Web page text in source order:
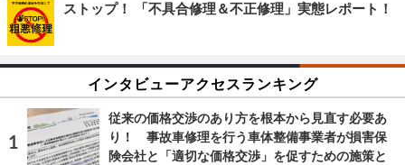
ストップ！ 「不具合修理＆不正修理」実態レポート！
インタビューアクセスランキング
従来の価格交渉のあり方を根本から見直す必要あ
り！ 事故車修理を行う車体整備事業者が損害保
険会社と「適切な価格交渉」を促すための施策と